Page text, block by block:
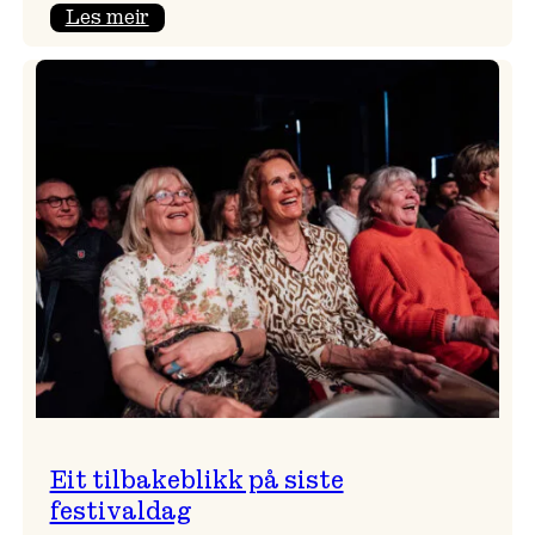
Les meir:
Eit tilbakeblikk på siste
festivaldag